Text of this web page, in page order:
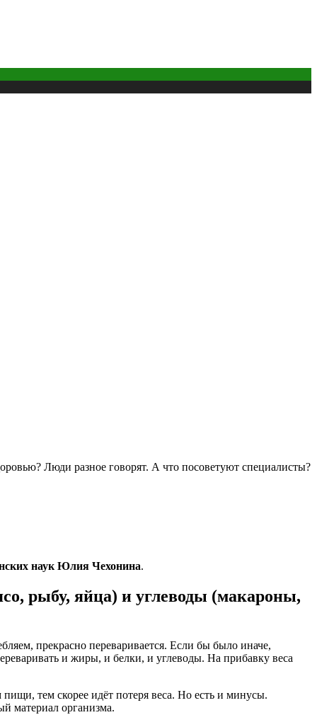
Люди разное говорят. А что посоветуют специалисты?
наук Юлия Чехонина.
рыбу, яйца) и углеводы (макароны,
прекрасно переваривается. Если бы было иначе,
и жиры, и белки, и углеводы. На прибавку веса
тем скорее идёт потеря веса. Но есть и минусы.
материал организма.